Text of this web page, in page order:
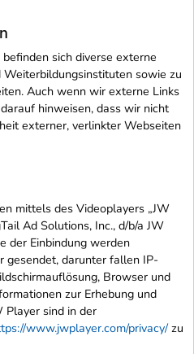
sich diverse externe
Weiterbildungsinstituten sowie zu
Auch wenn wir externe Links
hinweisen, dass wir nicht
externer, verlinkter Webseiten
mittels des Videoplayers „JW
Ad Solutions, Inc., d/b/a JW
der Einbindung werden
gesendet, darunter fallen IP-
Browser und
zur Erhebung und
Player sind in der
www.jwplayer.com/privacy/zu